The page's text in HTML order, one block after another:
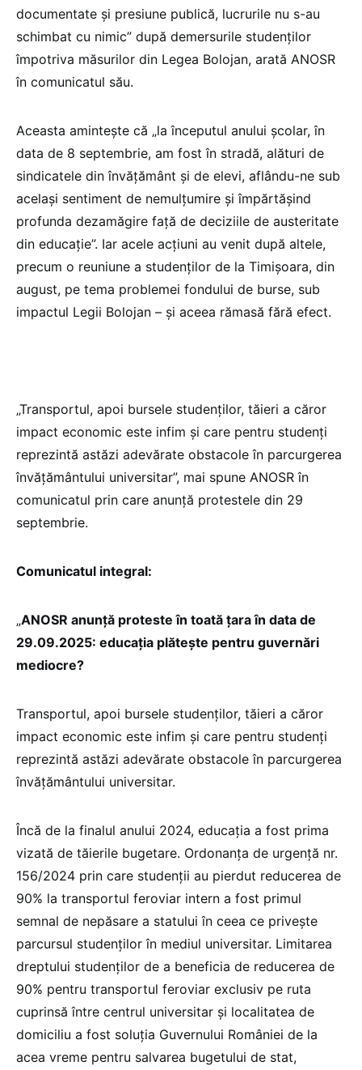
documentate și presiune publică, lucrurile nu s-au
schimbat cu nimic” după demersurile studenților
împotriva măsurilor din Legea Bolojan, arată ANOSR
în comunicatul său.
Aceasta amintește că „la începutul anului școlar, în
data de 8 septembrie, am fost în stradă, alături de
sindicatele din învățământ și de elevi, aflându-ne sub
același sentiment de nemulțumire și împărtășind
profunda dezamăgire față de deciziile de austeritate
din educație”. Iar acele acțiuni au venit după altele,
precum o reuniune a studenților de la Timișoara, din
august, pe tema problemei fondului de burse, sub
impactul Legii Bolojan – și aceea rămasă fără efect.
„Transportul, apoi bursele studenților, tăieri a căror
impact economic este infim și care pentru studenți
reprezintă astăzi adevărate obstacole în parcurgerea
învățământului universitar”, mai spune ANOSR în
comunicatul prin care anunță protestele din 29
septembrie.
Comunicatul integral:
„ANOSR anunță proteste în toată țara în data de
29.09.2025: educația plătește pentru guvernări
mediocre?
Transportul, apoi bursele studenților, tăieri a căror
impact economic este infim și care pentru studenți
reprezintă astăzi adevărate obstacole în parcurgerea
învățământului universitar.
Încă de la finalul anului 2024, educația a fost prima
vizată de tăierile bugetare. Ordonanța de urgență nr.
156/2024 prin care studenții au pierdut reducerea de
90% la transportul feroviar intern a fost primul
semnal de nepăsare a statului în ceea ce privește
parcursul studenților în mediul universitar. Limitarea
dreptului studenților de a beneficia de reducerea de
90% pentru transportul feroviar exclusiv pe ruta
cuprinsă între centrul universitar și localitatea de
domiciliu a fost soluția Guvernului României de la
acea vreme pentru salvarea bugetului de stat,